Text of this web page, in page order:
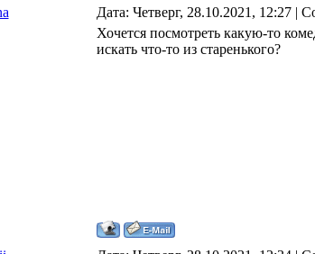
Дата: Четверг, 28.10.2021, 12:27 |
Хочется посмотреть какую-то
искать что-то из старенького?